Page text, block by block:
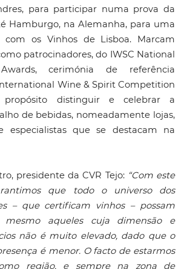
para participar numa prova da
Hamburgo, na Alemanha, para uma
com os Vinhos de Lisboa. Marcam
patrocinadores, do IWSC National
cerimónia de referência
Wine & Spirit Competition
distinguir e celebrar a
de bebidas, nomeadamente lojas,
especialistas que se destacam na
presidente da CVR Tejo: “Com este
que todo o universo dos
– que certificam vinhos – possam
mesmo aqueles cuja dimensão e
não é muito elevado, dado que o
é menor. O facto de estarmos
região, e sempre na zona de